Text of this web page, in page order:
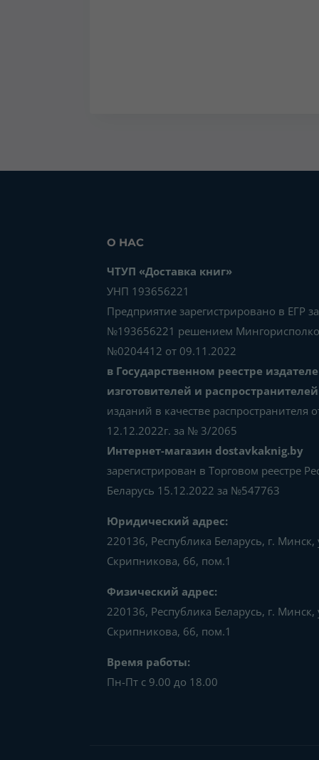
О НАС
ЧТУП «Доставка книг»
УНП 193656221
Предприятие зарегистрировано в ЕГР за
№193656221 решением
№0204412 от 09.11.2022
в Государственном реестре
изготовителей и распространителей
изданий в качестве распространителя
12.12.2022г. за № 3/2065
Интернет-магазин dostavkaknig.by
зарегистрирован в Торговом реестре
Беларусь 15.12.2022 за №547763
Юридический адрес:
220136, Республика Беларусь, г. Минск,
Скрипникова, 66, пом.1
Физический адрес:
220136, Республика Беларусь, г. Минск,
Скрипникова, 66, пом.1
Время работы:
Пн-Пт с 9.00 до 18.00